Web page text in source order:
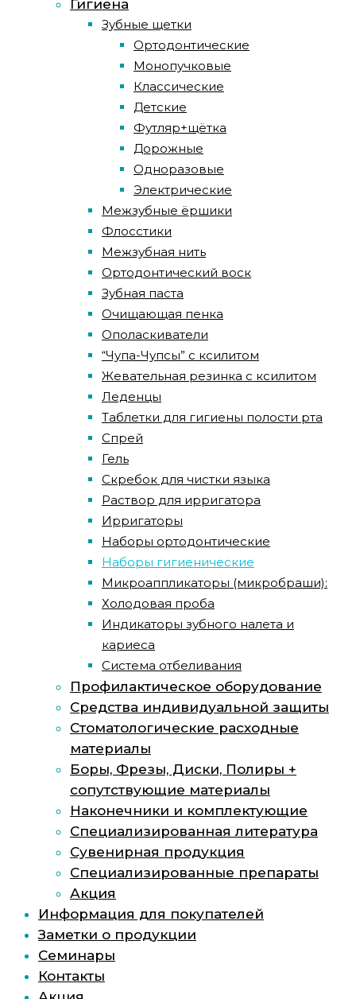
Гигиена
Зубные щетки
Ортодонтические
Монопучковые
Классические
Детские
Футляр+щётка
Дорожные
Одноразовые
Электрические
Межзубные ёршики
Флосстики
Межзубная нить
Ортодонтический воск
Зубная паста
Очищающая пенка
Ополаскиватели
“Чупа-Чупсы” с ксилитом
Жевательная резинка с ксилитом
Леденцы
Таблетки для гигиены полости рта
Спрей
Гель
Скребок для чистки языка
Раствор для ирригатора
Ирригаторы
Наборы ортодонтические
Наборы гигиенические
Микроаппликаторы (микробраши):
Холодовая проба
Индикаторы зубного налета и
кариеса
Система отбеливания
Профилактическое оборудование
Средства индивидуальной защиты
Стоматологические расходные
материалы
Боры, Фрезы, Диски, Полиры +
сопутствующие материалы
Наконечники и комплектующие
Специализированная литература
Сувенирная продукция
Специализированные препараты
Акция
Информация для покупателей
Заметки о продукции
Семинары
Контакты